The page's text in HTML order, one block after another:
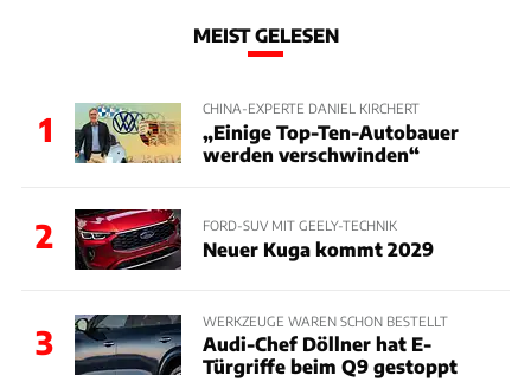
MEIST GELESEN
1
CHINA-EXPERTE DANIEL KIRCHERT
„Einige Top-Ten-Autobauer
werden verschwinden“
2 FORD-SUV MIT GEELY-TECHNIK
Neuer Kuga kommt 2029
3
WERKZEUGE WAREN SCHON BESTELLT
Audi-Chef Döllner hat E-
Türgriffe beim Q9 gestoppt